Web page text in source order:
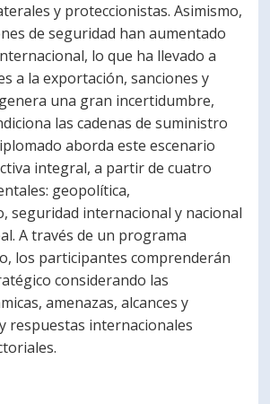
y proteccionistas. Asimismo,
de seguridad han aumentado
lo que ha llevado a
a la exportación, sanciones y
una gran incertidumbre,
las cadenas de suministro
aborda este escenario
integral, a partir de cuatro
geopolítica,
seguridad internacional y nacional
A través de un programa
los participantes comprenderán
considerando las
amenazas, alcances y
respuestas internacionales